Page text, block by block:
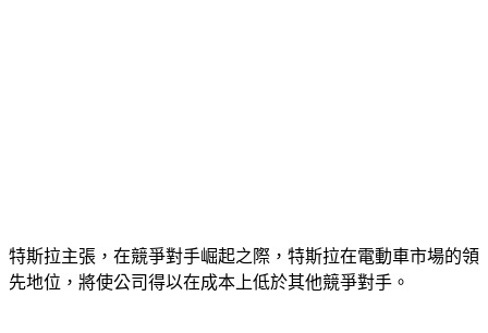
特斯拉主張，在競爭對手崛起之際，特斯拉在電動車市場的領
先地位，將使公司得以在成本上低於其他競爭對手。